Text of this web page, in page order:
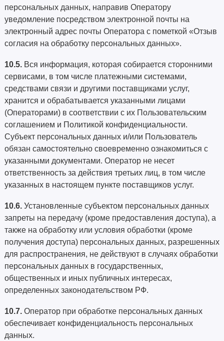
персональных данных, направив Оператору
уведомление посредством электронной почты на
электронный адрес почты Оператора с пометкой «Отзыв
согласия на обработку персональных данных».
10.5. Вся информация, которая собирается сторонними
сервисами, в том числе платежными системами,
средствами связи и другими поставщиками услуг,
хранится и обрабатывается указанными лицами
(Операторами) в соответствии с их Пользовательским
соглашением и Политикой конфиденциальности.
Субъект персональных данных и/или Пользователь
обязан самостоятельно своевременно ознакомиться с
указанными документами. Оператор не несет
ответственность за действия третьих лиц, в том числе
указанных в настоящем пункте поставщиков услуг.
10.6. Установленные субъектом персональных данных
запреты на передачу (кроме предоставления доступа), а
также на обработку или условия обработки (кроме
получения доступа) персональных данных, разрешенных
для распространения, не действуют в случаях обработки
персональных данных в государственных,
общественных и иных публичных интересах,
определенных законодательством РФ.
10.7. Оператор при обработке персональных данных
обеспечивает конфиденциальность персональных
данных.